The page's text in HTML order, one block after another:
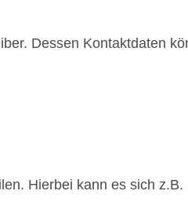
Dessen Kontaktdaten
Hierbei kann es sich